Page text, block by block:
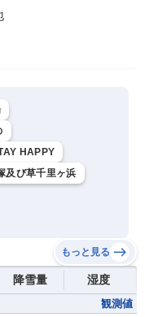
HAPPY
及び草千里ヶ浜
もっと見る
降雪量 湿度
観測値